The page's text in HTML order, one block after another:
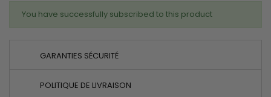
You have successfully subscribed to this product
GARANTIES SÉCURITÉ
POLITIQUE DE LIVRAISON